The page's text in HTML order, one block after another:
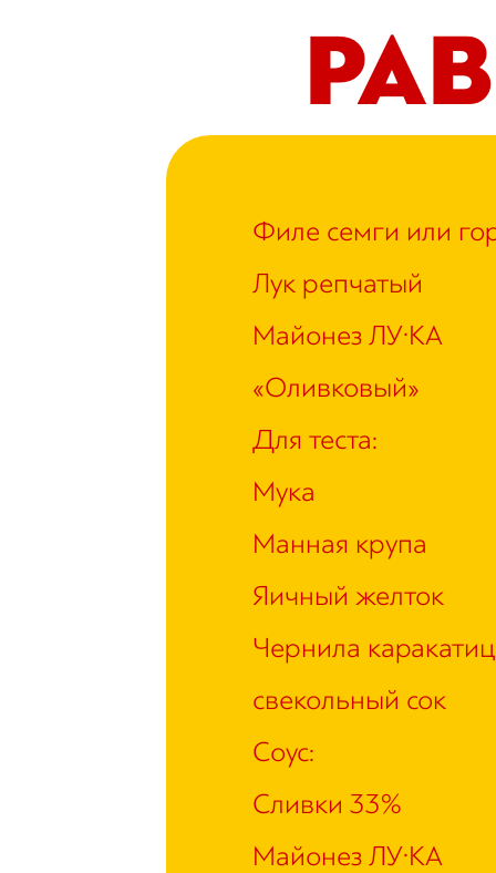
Филе семги или
Лук репчатый
Майонез ЛУ·КА
«Оливковый»
Для теста:
Мука
Манная крупа
Яичный желток
Чернила
свекольный сок
Соус:
Сливки 33%
Майонез ЛУ·КА